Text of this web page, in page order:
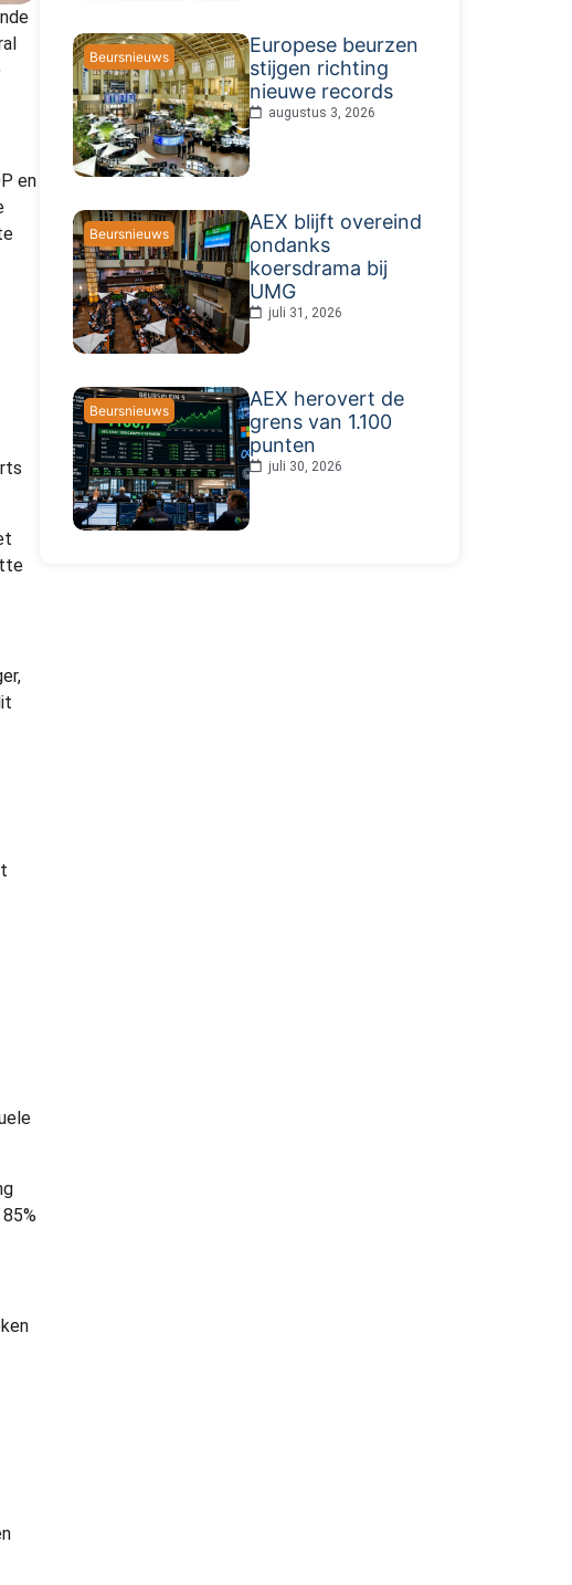
en
Beursnieuws
Europese beurzen
stijgen richting
nieuwe records
augustus 3, 2026
Beursnieuws
AEX blijft overeind
ondanks
koersdrama bij
UMG
juli 31, 2026
Beursnieuws
AEX herovert de
grens van 1.100
punten
juli 30, 2026